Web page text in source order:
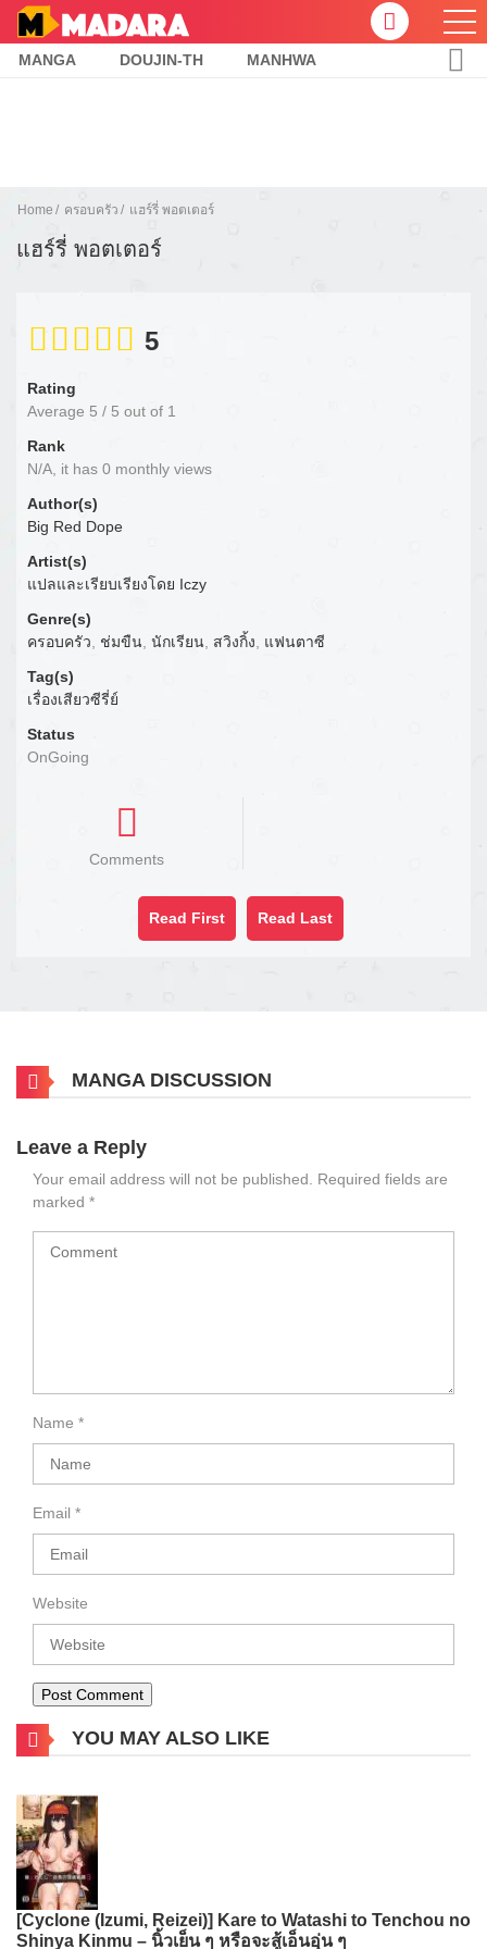
MANGA DOUJIN-TH MANHWA
Home ครอบครัว แฮร์รี่ พอตเตอร์
แฮร์รี่ พอตเตอร์
5
Rating
Average 5 / 5 out of 1
Rank
N/A, it has 0 monthly views
Author(s)
Big Red Dope
Artist(s)
แปลและเรียบเรียงโดย Iczy
Genre(s)
ครอบครัว, ช่มขืน, นักเรียน, สวิงกิ้ง, แฟนตาซี
Tag(s)
เรื่องเสียวซีรี่ย์
Status
OnGoing
Comments
Read First Read Last
MANGA DISCUSSION
Leave a Reply
Your email address will not be published. Required fields are
marked *
Name *
Email *
Website
YOU MAY ALSO LIKE
[Cyclone (Izumi, Reizei)] Kare to Watashi to Tenchou no
Shinya Kinmu – นิ้วเย็น ๆ หรือจะสู้เอ็นอุ่น ๆ